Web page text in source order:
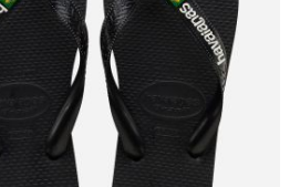
איקס מידע ופרסום על הטבות,
חדשות באמצעי התקשרות
כגון: דוא"ל/ סמס/ וואטסאפ ועוד.
לבטל את ההסכמה בכל עת באיזור
האישי או בפנייה לsupport@terminalx.com. למידע
במידע האישי ראו את
מדיניות